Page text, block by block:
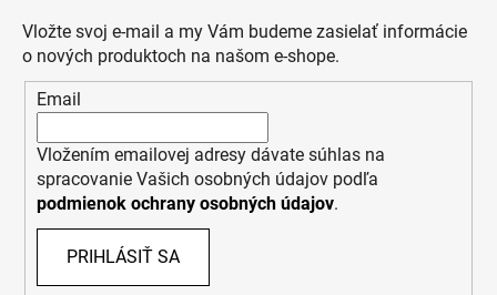
Vložte svoj e-mail a my Vám budeme zasielať informácie
o nových produktoch na našom e-shope.
Email
Vložením emailovej adresy dávate súhlas na
spracovanie Vašich osobných údajov podľa
podmienok ochrany osobných údajov.
PRIHLÁSIŤ SA